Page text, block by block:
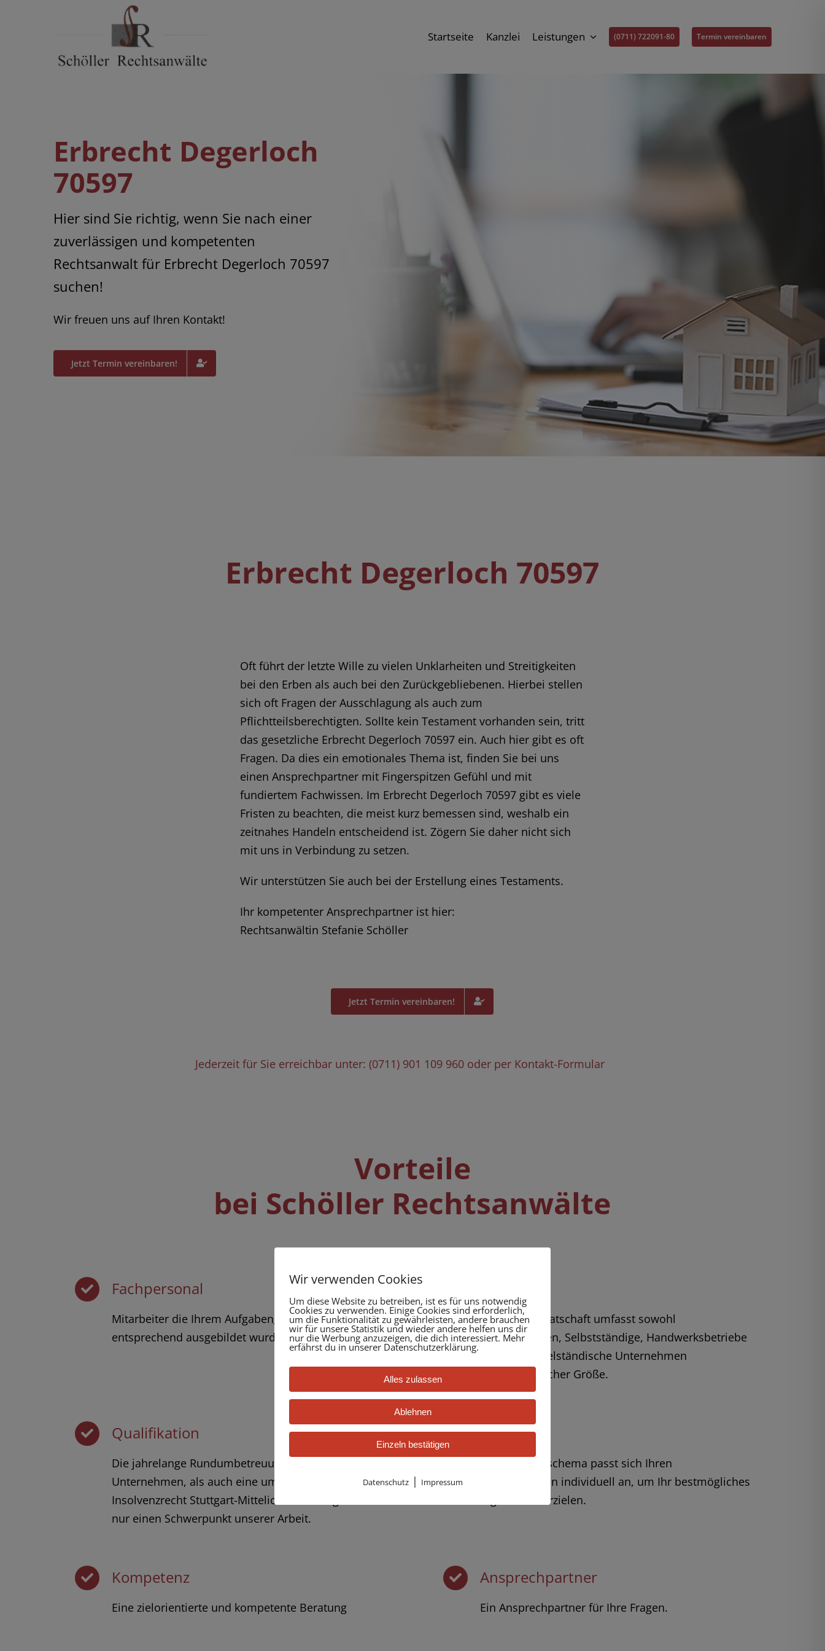
Startseite Kanzlei Leistungen (0711) 722091-80 Termin vereinbaren
Erbrecht Degerloch
70597
Hier sind Sie richtig, wenn Sie nach einer
zuverlässigen und kompetenten
Rechtsanwalt für Erbrecht Degerloch 70597
suchen!
Wir freuen uns auf Ihren Kontakt!
Jetzt Termin vereinbaren!
Erbrecht Degerloch 70597
Oft führt der letzte Wille zu vielen Unklarheiten und Streitigkeiten
bei den Erben als auch bei den Zurückgebliebenen. Hierbei stellen
sich oft Fragen der Ausschlagung als auch zum
Pflichtteilsberechtigten. Sollte kein Testament vorhanden sein, tritt
das gesetzliche Erbrecht Degerloch 70597 ein. Auch hier gibt es oft
Fragen. Da dies ein emotionales Thema ist, finden Sie bei uns
einen Ansprechpartner mit Fingerspitzen Gefühl und mit
fundiertem Fachwissen. Im Erbrecht Degerloch 70597 gibt es viele
Fristen zu beachten, die meist kurz bemessen sind, weshalb ein
zeitnahes Handeln entscheidend ist. Zögern Sie daher nicht sich
mit uns in Verbindung zu setzen.
Wir unterstützen Sie auch bei der Erstellung eines Testaments.
Ihr kompetenter Ansprechpartner ist hier:
Rechtsanwältin Stefanie Schöller
Jetzt Termin vereinbaren!
Jederzeit für Sie erreichbar unter: (0711) 901 109 960 oder per Kontakt-Formular
Vorteile
bei Schöller Rechtsanwälte
Fachpersonal
Mitarbeiter die Ihrem Aufgabengebiet
entsprechend ausgebildet wurden.
Unsere Mandatschaft umfasst sowohl
Privatpersonen, Selbstständige, Handwerksbetriebe
als auch mittelständische Unternehmen
unterschiedlicher Größe.
Qualifikation
Die jahrelange Rundumbetreuung von
Unternehmen, als auch eine umfassende
Insolvenzrecht Stuttgart-Mitteliche Beratung bilden
nur einen Schwerpunkt unserer Arbeit.
Qualität
Unser Ablaufschema passt sich Ihren
Anforderungen individuell an, um Ihr bestmögliches
Ergebnis zu erzielen.
Kompetenz
Eine zielorientierte und kompetente Beratung
Ansprechpartner
Ein Ansprechpartner für Ihre Fragen.
Wir verwenden Cookies
Um diese Website zu betreiben, ist es für uns notwendig
Cookies zu verwenden. Einige Cookies sind erforderlich,
um die Funktionalität zu gewährleisten, andere brauchen
wir für unsere Statistik und wieder andere helfen uns dir
nur die Werbung anzuzeigen, die dich interessiert. Mehr
erfährst du in unserer Datenschutzerklärung.
Alles zulassen
Ablehnen
Einzeln bestätigen
Datenschutz| Impressum